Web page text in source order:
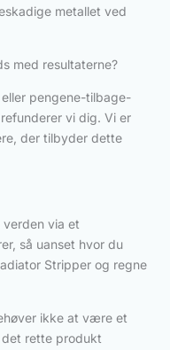
metallet ved
med resultaterne?
pengene-tilbage-
vi dig. Vi er
der tilbyder dette
verden via et
så uanset hvor du
Stripper og regne
ikke at være et
rette produkt